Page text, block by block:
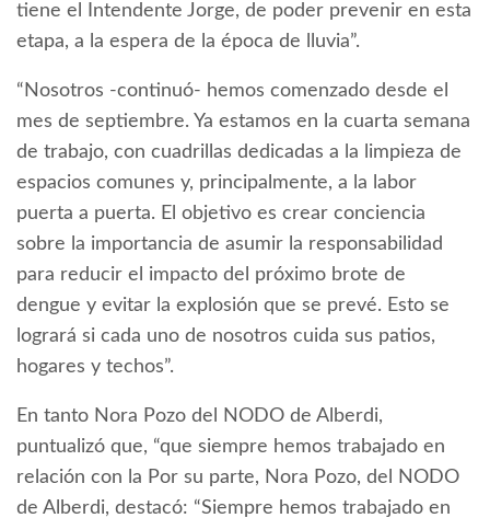
tiene el Intendente Jorge, de poder prevenir en esta
etapa, a la espera de la época de lluvia”.
“Nosotros -continuó- hemos comenzado desde el
mes de septiembre. Ya estamos en la cuarta semana
de trabajo, con cuadrillas dedicadas a la limpieza de
espacios comunes y, principalmente, a la labor
puerta a puerta. El objetivo es crear conciencia
sobre la importancia de asumir la responsabilidad
para reducir el impacto del próximo brote de
dengue y evitar la explosión que se prevé. Esto se
logrará si cada uno de nosotros cuida sus patios,
hogares y techos”.
En tanto Nora Pozo del NODO de Alberdi,
puntualizó que, “que siempre hemos trabajado en
relación con la Por su parte, Nora Pozo, del NODO
de Alberdi, destacó: “Siempre hemos trabajado en